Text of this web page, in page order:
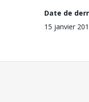
Date de
15 janvier